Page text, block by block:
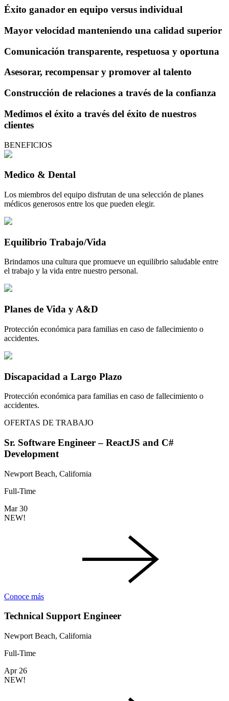
Éxito ganador en equipo versus individual
Mayor velocidad manteniendo una calidad superior
Comunicación transparente, respetuosa y oportuna
Asesorar, recompensar y promover al talento
Construcción de relaciones a través de la confianza
Medimos el éxito a través del éxito de nuestros
clientes
BENEFICIOS
Medico & Dental
Los miembros del equipo disfrutan de una selección de planes
médicos generosos entre los que pueden elegir.
Equilibrio Trabajo/Vida
Brindamos una cultura que promueve un equilibrio saludable entre
el trabajo y la vida entre nuestro personal.
Planes de Vida y A&D
Protección económica para familias en caso de fallecimiento o
accidentes.
Discapacidad a Largo Plazo
Protección económica para familias en caso de fallecimiento o
accidentes.
OFERTAS DE TRABAJO
Sr. Software Engineer – ReactJS and C#
Development
Newport Beach, California
Full-Time
Mar 30
NEW!
Conoce más
Technical Support Engineer
Newport Beach, California
Full-Time
Apr 26
NEW!